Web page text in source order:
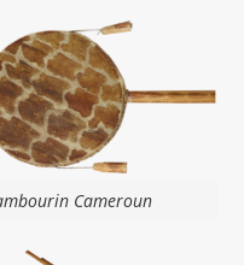
Cameroun